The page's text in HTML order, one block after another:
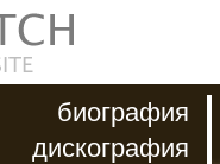
биография
дискография